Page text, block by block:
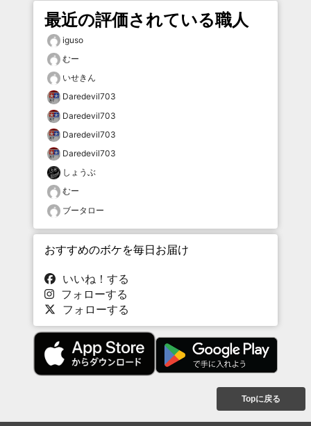
最近の評価されている職人
iguso
むー
いせきん
Daredevil703
Daredevil703
Daredevil703
Daredevil703
しょうぶ
むー
ブータロー
おすすめのボケを毎日お届け
いいね！する
フォローする
フォローする
Topに戻る